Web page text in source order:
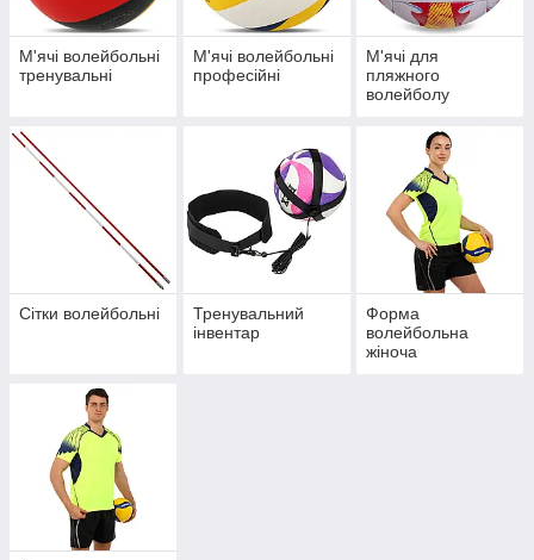
М'ячі волейбольні
тренувальні
М'ячі волейбольні
професійні
М'ячі для
пляжного
волейболу
Сітки волейбольні
Тренувальний
інвентар
Форма
волейбольна
жіноча